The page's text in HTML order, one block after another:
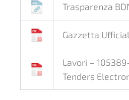
Trasparenza
Gazzetta
Lavori –
Tenders